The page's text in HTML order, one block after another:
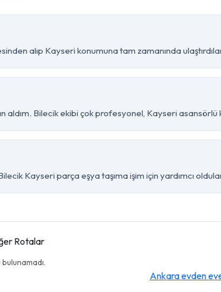
alıp Kayseri konumuna tam zamanında
aldım. Bilecik ekibi çok profesyonel, Kayseri asansörlü
Kayseri parça eşya taşıma işim için yardımcı
Rotalar
Ankara evden